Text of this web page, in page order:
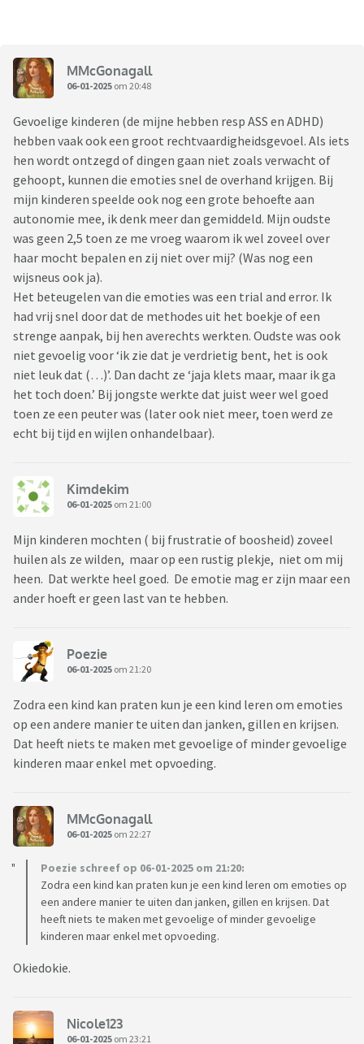
MMcGonagall
06-01-2025 om 20:48
Gevoelige kinderen (de mijne hebben resp ASS en ADHD)
hebben vaak ook een groot rechtvaardigheidsgevoel. Als iets
hen wordt ontzegd of dingen gaan niet zoals verwacht of
gehoopt, kunnen die emoties snel de overhand krijgen. Bij
mijn kinderen speelde ook nog een grote behoefte aan
autonomie mee, ik denk meer dan gemiddeld. Mijn oudste
was geen 2,5 toen ze me vroeg waarom ik wel zoveel over
haar mocht bepalen en zij niet over mij? (Was nog een
wijsneus ook ja).
Het beteugelen van die emoties was een trial and error. Ik
had vrij snel door dat de methodes uit het boekje of een
strenge aanpak, bij hen averechts werkten. Oudste was ook
niet gevoelig voor ‘ik zie dat je verdrietig bent, het is ook
niet leuk dat (…)’. Dan dacht ze ‘jaja klets maar, maar ik ga
het toch doen.’ Bij jongste werkte dat juist weer wel goed
toen ze een peuter was (later ook niet meer, toen werd ze
echt bij tijd en wijlen onhandelbaar).
Kimdekim
06-01-2025 om 21:00
Mijn kinderen mochten ( bij frustratie of boosheid) zoveel
huilen als ze wilden, maar op een rustig plekje, niet om mij
heen. Dat werkte heel goed. De emotie mag er zijn maar een
ander hoeft er geen last van te hebben.
Poezie
06-01-2025 om 21:20
Zodra een kind kan praten kun je een kind leren om emoties
op een andere manier te uiten dan janken, gillen en krijsen.
Dat heeft niets te maken met gevoelige of minder gevoelige
kinderen maar enkel met opvoeding.
MMcGonagall
06-01-2025 om 22:27
Poezie schreef op 06-01-2025 om 21:20:
Zodra een kind kan praten kun je een kind leren om emoties op
een andere manier te uiten dan janken, gillen en krijsen. Dat
heeft niets te maken met gevoelige of minder gevoelige
kinderen maar enkel met opvoeding.
Okiedokie.
Nicole123
06-01-2025 om 23:21